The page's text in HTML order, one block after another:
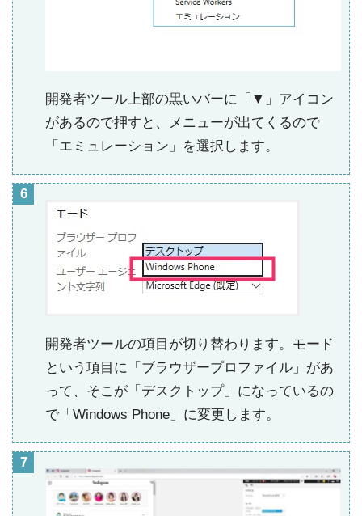
開発者ツール上部の黒いバーに「▼」アイコン
があるので押すと、メニューが出てくるので
「エミュレーション」を選択します。
開発者ツールの項目が切り替わります。モード
という項目に「ブラウザープロファイル」があ
って、そこが「デスクトップ」になっているの
で「Windows Phone」に変更します。